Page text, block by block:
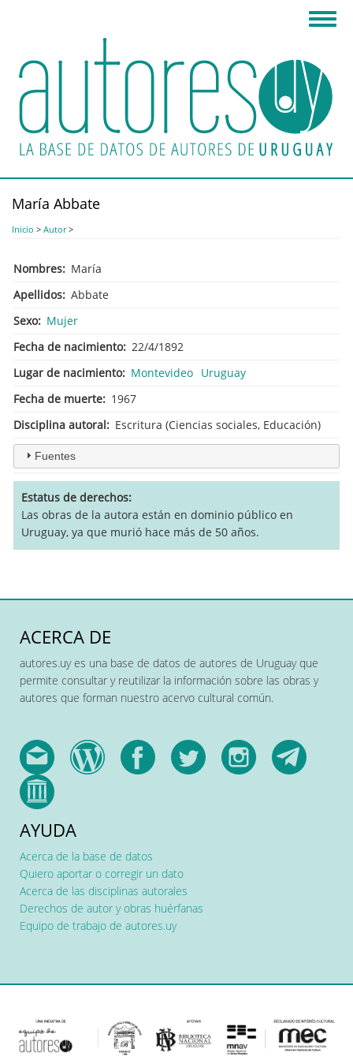
principal
María Abbate
Inicio > Autor>
Nombres
María
Apellidos Abbate
Sexo
Mujer
Fecha de nacimiento
22/4/1892
Lugar de nacimiento
Montevideo Uruguay
Fecha de muerte
1967
Disciplina autoral
Escritura (Ciencias sociales, Educación)
Fuentes
Estatus de derechos
Las obras de la autora están en dominio público en
Uruguay, ya que murió hace más de 50 años.
ACERCA DE
autores.uy es una base de datos de autores de Uruguay que
permite consultar y reutilizar la información sobre las obras y
autores que forman nuestro acervo cultural común.
AYUDA
Acerca de la base de datos
Quiero aportar o corregir un dato
Acerca de las disciplinas autorales
Derechos de autor y obras huérfanas
Equipo de trabajo de autores.uy